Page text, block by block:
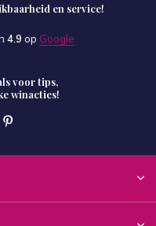
en service!
4.9 op Google
voor tips,
winacties!